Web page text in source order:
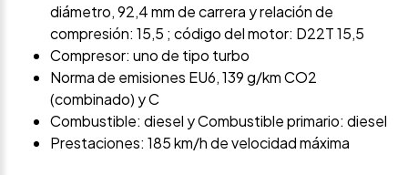
diámetro, 92,4 mm de carrera y relación de
compresión: 15,5 ; código del motor: D22T 15,5
Compresor: uno de tipo turbo
Norma de emisiones EU6, 139 g/km CO2
(combinado) y C
Combustible: diesel y Combustible primario: diesel
Prestaciones: 185 km/h de velocidad máxima